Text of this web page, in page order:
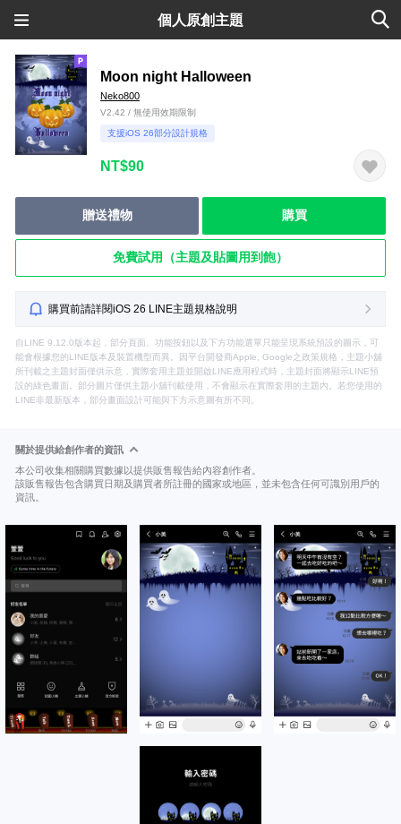
個人原創主題
Moon night Halloween
Neko800
V2.42 / 無使用效期限制
支援iOS 26部分設計規格
NT$90
贈送禮物 購買
免費試用（主題及貼圖用到飽）
購買前請詳閱iOS 26 LINE主題規格說明
自LINE 9.12.0版本起，部分頁面、功能按鈕以及下方功能選單只能呈現系統預設的圖示，可
能會根據您的LINE版本及裝置機型而異。因平台開發商Apple, Google之政策規格，主題小舖
所刊載之主題封面僅供示意，實際套用主題並開啟LINE應用程式時，主題封面將顯示LINE預
設的綠色畫面。部分圖片僅供主題小舖刊載使用，不會顯示在實際套用的主題內。若您使用的
LINE非最新版本，部分畫面設計可能與下方示意圖有所不同。
關於提供給創作者的資訊
本公司收集相關購買數據以提供販售報告給內容創作者。
該販售報告包含購買日期及購買者所註冊的國家或地區，並未包含任何可識別用戶的
資訊。